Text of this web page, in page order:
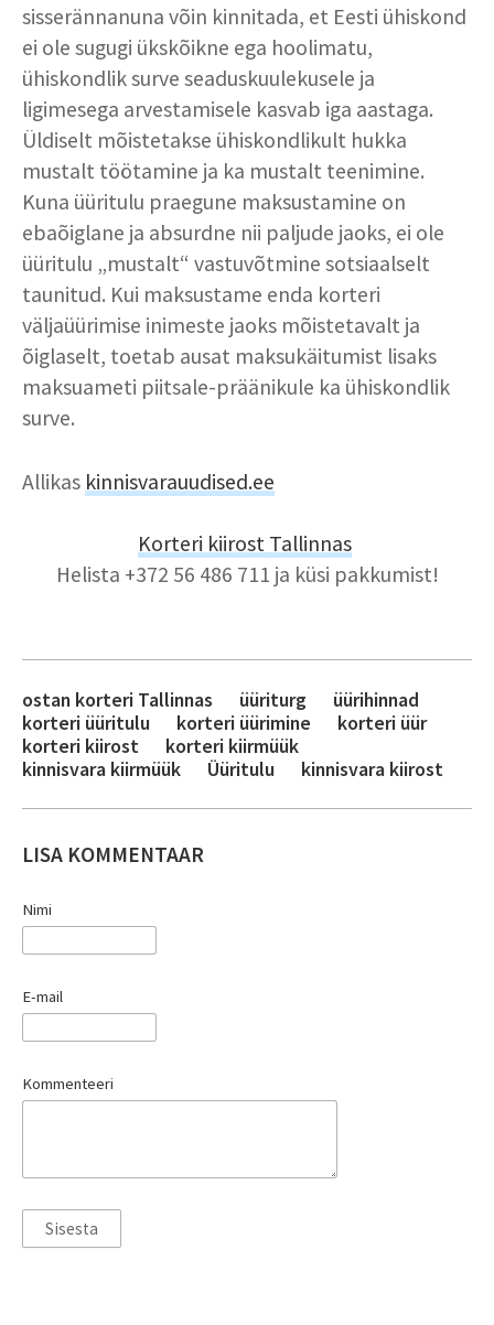
sisserännanuna võin kinnitada, et Eesti ühiskond
ei ole sugugi ükskõikne ega hoolimatu,
ühiskondlik surve seaduskuulekusele ja
ligimesega arvestamisele kasvab iga aastaga.
Üldiselt mõistetakse ühiskondlikult hukka
mustalt töötamine ja ka mustalt teenimine.
Kuna üüritulu praegune maksustamine on
ebaõiglane ja absurdne nii paljude jaoks, ei ole
üüritulu „mustalt“ vastuvõtmine sotsiaalselt
taunitud. Kui maksustame enda korteri
väljaüürimise inimeste jaoks mõistetavalt ja
õiglaselt, toetab ausat maksukäitumist lisaks
maksuameti piitsale-präänikule ka ühiskondlik
surve.
Allikas kinnisvarauudised.ee
Korteri kiirost Tallinnas
Helista +372 56 486 711 ja küsi pakkumist!
ostan korteri Tallinnas üüriturg
üürihinnad
korteri üüritulu
korteri üürimine
korteri üür
korteri kiirost
korteri kiirmüük
kinnisvara kiirmüük
Üüritulu kinnisvara kiirost
LISA KOMMENTAAR
Nimi
E-mail
Kommenteeri